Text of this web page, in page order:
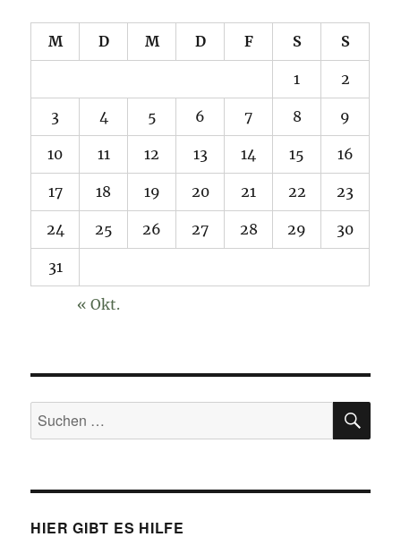
M D M D F S S
1 2
3 4 5 6 7 8 9
10 11 12 13 14 15 16
17 18 19 20 21 22 23
24 25 26 27 28 29 30
31
« Okt.
Suchen
nach:
HIER GIBT ES HILFE